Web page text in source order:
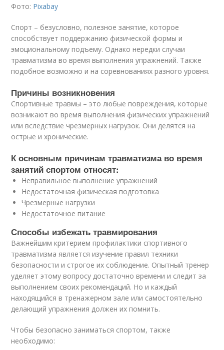
Фото: Pixabay
Спорт – безусловно, полезное занятие, которое
способствует поддержанию физической формы и
эмоциональному подъему. Однако нередки случаи
травматизма во время выполнения упражнений. Также
подобное возможно и на соревнованиях разного уровня.
Причины возникновения
Спортивные травмы – это любые повреждения, которые
возникают во время выполнения физических упражнений
или вследствие чрезмерных нагрузок. Они делятся на
острые и хронические.
К основным причинам травматизма во время
занятий спортом относят:
Неправильное выполнение упражнений
Недостаточная физическая подготовка
Чрезмерные нагрузки
Недостаточное питание
Способы избежать травмирования
Важнейшим критерием профилактики спортивного
травматизма является изучение правил техники
безопасности и строгое их соблюдение. Опытный тренер
уделяет этому вопросу достаточно времени и следит за
выполнением своих рекомендаций. Но и каждый
находящийся в тренажерном зале или самостоятельно
делающий упражнения должен их помнить.
Чтобы безопасно заниматься спортом, также
необходимо: